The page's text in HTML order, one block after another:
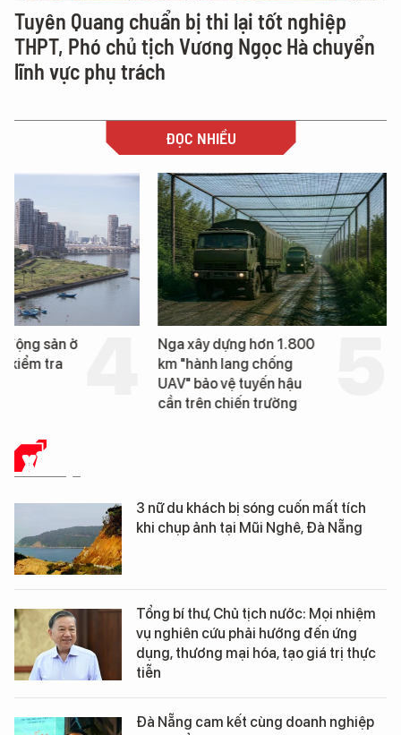
Tuyên Quang chuẩn bị thi lại tốt nghiệp
THPT, Phó chủ tịch Vương Ngọc Hà chuyển
lĩnh vực phụ trách
ĐỌC NHIỀU
động sản ở
kiểm tra
Nga xây dựng hơn 1.800
km "hành lang chống
UAV" bảo vệ tuyến hậu
cần trên chiến trường
XÃ HỘI
3 nữ du khách bị sóng cuốn mất tích
khi chụp ảnh tại Mũi Nghê, Đà Nẵng
Tổng bí thư, Chủ tịch nước: Mọi nhiệm
vụ nghiên cứu phải hướng đến ứng
dụng, thương mại hóa, tạo giá trị thực
tiễn
Đà Nẵng cam kết cùng doanh nghiệp